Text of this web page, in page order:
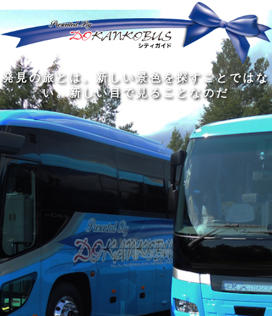
旅 の 程 に こそ価値があ る
発見の旅と は 新 し い景色を探す ことではな
い。 新 しい目 で見 る こ と なのだ
人間の幅を広 げる ものは3つある。人と会
い、 本 を読み 、旅 を す る ことだ
私は旅 をす るために旅をする
旅 の 程 に こそ価値があ る
どんなに洗 練 れ た 大人の中にも 、外に出た
くてし ょうがない小さな 子供がいる
旅をするの は 着 す るためではな く、旅をす
るた めで あ る
旅は 真 知 識 の大きな泉で ある